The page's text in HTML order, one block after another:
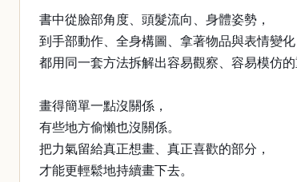
書中從臉部角度、頭髮流向、身體姿勢，
到手部動作、全身構圖、拿著物品與表情變化
都用同一套方法拆解出容易觀察、容易模仿的
畫得簡單一點沒關係，
有些地方偷懶也沒關係。
把力氣留給真正想畫、真正喜歡的部分，
才能更輕鬆地持續畫下去。